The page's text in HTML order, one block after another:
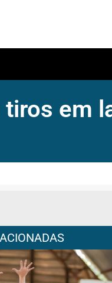
em